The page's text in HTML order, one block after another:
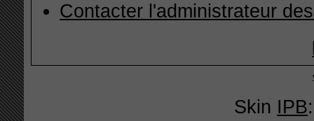
Contacter l'administrateur
Skin IPB